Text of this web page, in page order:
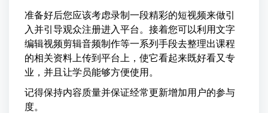
准备好后您应该考虑录制一段精彩的短视频来做引
入并引导观众注册进入平台。接着您可以利用文字
编辑视频剪辑音频制作等一系列手段去整理出课程
的相关资料上传到平台上，使它看起来既好看又专
业，并且让学员能够方便使用。
记得保持内容质量并保证经常更新增加用户的参与
度。